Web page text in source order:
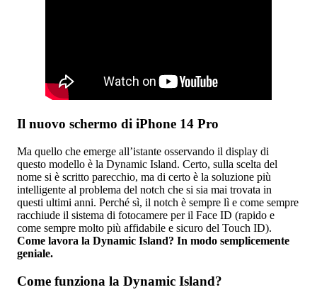
Il nuovo schermo di iPhone 14 Pro
Ma quello che emerge all’istante osservando il display di
questo modello è la Dynamic Island. Certo, sulla scelta del
nome si è scritto parecchio, ma di certo è la soluzione più
intelligente al problema del notch che si sia mai trovata in
questi ultimi anni. Perché sì, il notch è sempre lì e come sempre
racchiude il sistema di fotocamere per il Face ID (rapido e
come sempre molto più affidabile e sicuro del Touch ID).
Come lavora la Dynamic Island? In modo semplicemente
geniale.
Come funziona la Dynamic Island?